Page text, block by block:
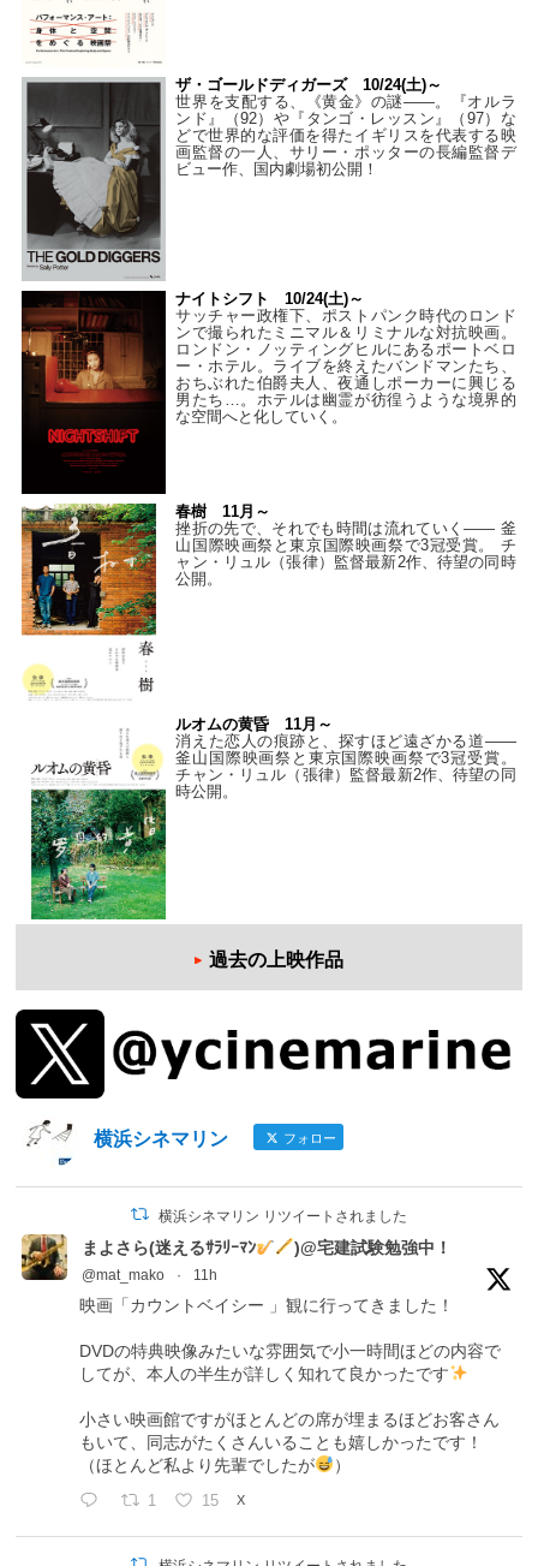
ザ・ゴールドディガーズ 10/24(土)～
世界を支配する、《黄金》の謎――。『オルラ
ンド』（92）や『タンゴ・レッスン』（97）な
どで世界的な評価を得たイギリスを代表する映
画監督の一人、サリー・ポッターの長編監督デ
ビュー作、国内劇場初公開！
ナイトシフト 10/24(土)～
サッチャー政権下、ポストパンク時代のロンド
ンで撮られたミニマル＆リミナルな対抗映画。
ロンドン・ノッティングヒルにあるポートベロ
ー・ホテル。ライブを終えたバンドマンたち、
おちぶれた伯爵夫人、夜通しポーカーに興じる
男たち…。ホテルは幽霊が彷徨うような境界的
な空間へと化していく。
春樹 11月～
挫折の先で、それでも時間は流れていく—— 釜
山国際映画祭と東京国際映画祭で3冠受賞。 チ
ャン・リュル（張律）監督最新2作、待望の同時
公開。
ルオムの黄昏 11月～
消えた恋人の痕跡と、探すほど遠ざかる道——
釜山国際映画祭と東京国際映画祭で3冠受賞。
チャン・リュル（張律）監督最新2作、待望の同
時公開。
過去の上映作品
横浜シネマリン フォロー
横浜シネマリン リツイートされました
まよさら(迷えるｻﾗﾘｰﾏﾝ )@宅建試験勉強中！
@mat_mako · 11h
映画「カウントベイシー 」観に行ってきました！
DVDの特典映像みたいな雰囲気で小一時間ほどの内容で
してが、本人の半生が詳しく知れて良かったです
小さい映画館ですがほとんどの席が埋まるほどお客さん
もいて、同志がたくさんいることも嬉しかったです！
（ほとんど私より先輩でしたが
）
1 15 X